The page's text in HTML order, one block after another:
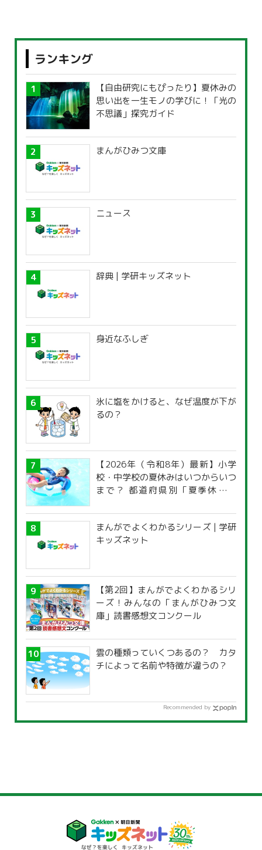
ランキング
【自由研究にもぴったり】夏休みの
思い出を一生モノの学びに！「光の
不思議」探究ガイド
まんがひみつ文庫
ニュース
辞典 | 学研キッズネット
身近なふしぎ
氷に塩をかけると、なぜ温度が下が
るの？
【2026年（令和8年）最新】小学
校・中学校の夏休みはいつからいつ
まで？ 都道府県別「夏季休暇一
まんがでよくわかるシリーズ | 学研
キッズネット
【第2回】まんがでよくわかるシリ
ーズ！みんなの「まんがひみつ文
庫」読書感想文コンクール
雲の種類っていくつあるの？ カタ
チによって名前や特徴が違うの？
Recommended by